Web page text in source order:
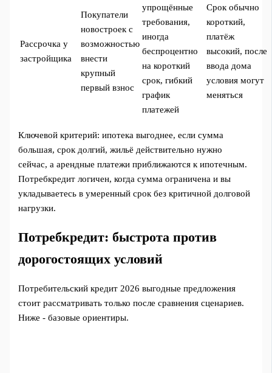
Рассрочка у
застройщика
Покупатели
новостроек с
возможностью
внести
крупный
первый взнос
упрощённые
требования,
иногда
беспроцентно
на короткий
срок, гибкий
график
платежей
Срок обычно
короткий,
платёж
высокий, после
ввода дома
условия могут
меняться
Ключевой критерий: ипотека выгоднее, если сумма
большая, срок долгий, жильё действительно нужно
сейчас, а арендные платежи приближаются к ипотечным.
Потребкредит логичен, когда сумма ограничена и вы
укладываетесь в умеренный срок без критичной долговой
нагрузки.
Потребкредит: быстрота против
дорогостоящих условий
Потребительский кредит 2026 выгодные предложения
стоит рассматривать только после сравнения сценариев.
Ниже - базовые ориентиры.